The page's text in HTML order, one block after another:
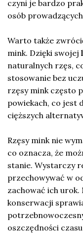
czyni je bardzo
osób
Warto także
mink. Dzięki swojej
naturalnych rzęs,
stosowanie bez
rzęsy mink często
powiekach, co jest
cięższych
Rzęsy mink nie
co oznacza, że
stanie. Wystarczy
przechowywać w
zachować ich urok.
konserwacji
oszczędności